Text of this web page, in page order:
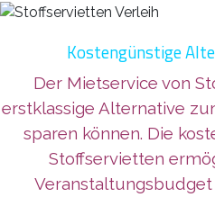
Kostengünstige
Der Mietservice von
erstklassige Alternative
sparen können. Die
Stoffservietten